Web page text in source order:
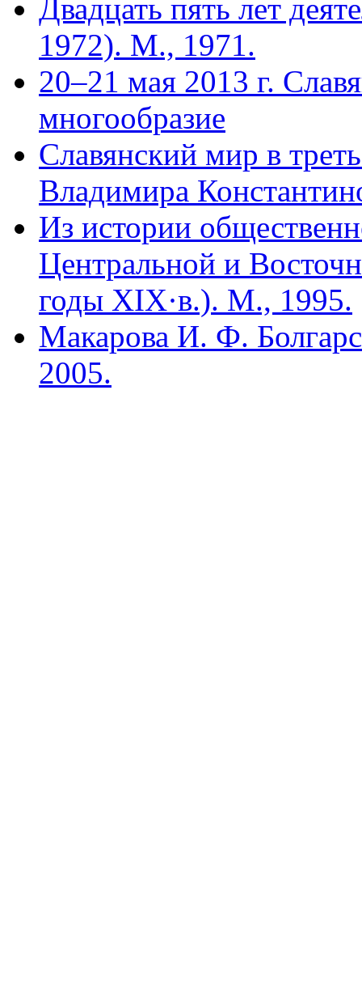
Двадцать пять лет
1972). М., 1971.
20–21 мая 2013 г.
многообразие
Славянский мир в
Владимира
Из истории
Центральной и
годы XIX·в.). М., 1995.
Макарова И. Ф.
2005.